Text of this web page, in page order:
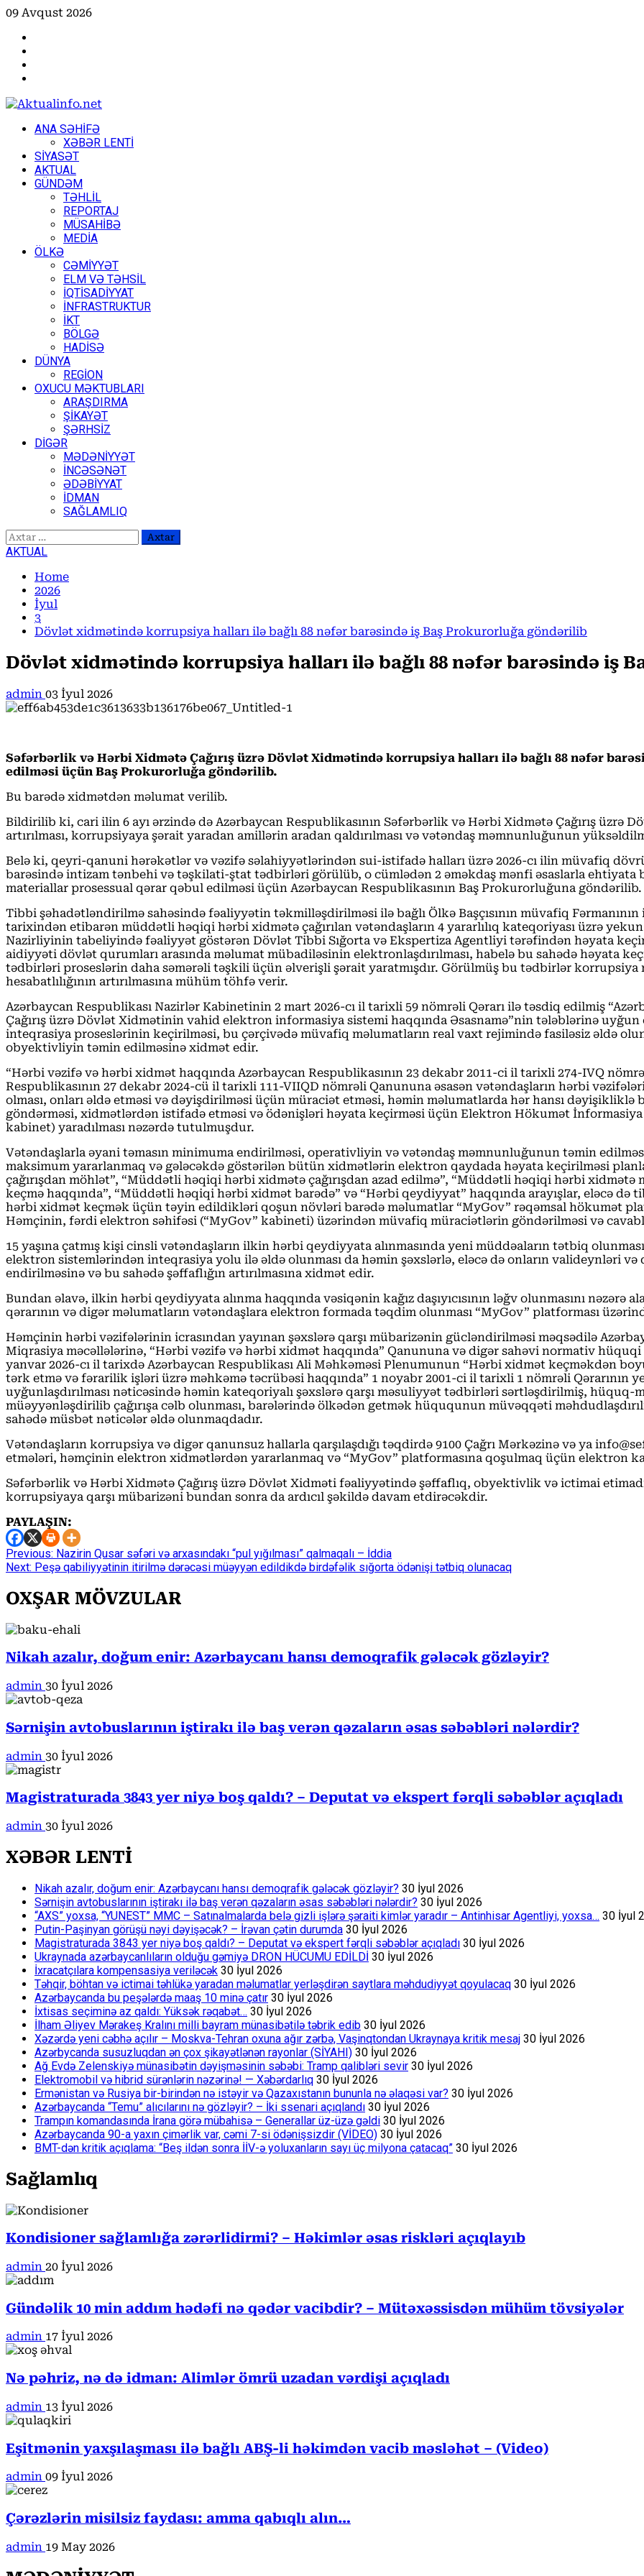
Skip
content
09 Avqust 2026
PrimaryANA SƏHİFƏ
XƏBƏR LENTİ
SİYASƏT
AKTUAL
GÜNDƏM
TƏHLİL
REPORTAJ
MÜSAHİBƏ
MEDİA
ÖLKƏ
CƏMİYYƏT
ELM VƏ TƏHSİL
İQTİSADİYYAT
İNFRASTRUKTUR
İKT
BÖLGƏ
HADİSƏ
DÜNYA
REGİON
OXUCU MƏKTUBLARI
ARAŞDIRMA
ŞİKAYƏT
ŞƏRHSİZ
DİGƏR
MƏDƏNİYYƏT
İNCƏSƏNƏT
ƏDƏBİYYAT
İDMAN
SAĞLAMLIQ
Axtarış:
AKTUAL
Home
2026
İyul
3
Dövlət xidmətində korrupsiya halları ilə bağlı 88 nəfər barəsində iş Baş Prokurorluğa göndərilib
Dövlət xidmətində korrupsiya halları ilə bağlı 88 nəfər barəsində iş
admin 03 İyul 2026
Səfərbərlik və Hərbi Xidmətə Çağırış üzrə Dövlət Xidmətində korrupsiya halları ilə bağlı 88 nəfər
edilməsi üçün Baş Prokurorluğa göndərilib.
Bu barədə xidmətdən məlumat verilib.
Bildirilib ki, cari ilin 6 ayı ərzində də Azərbaycan Respublikasının Səfərbərlik və Hərbi Xidmətə Çağırış üzrə
artırılması, korrupsiyaya şərait yaradan amillərin aradan qaldırılması və vətəndaş məmnunluğunun
Belə ki, qeyri-qanuni hərəkətlər və vəzifə səlahiyyətlərindən sui-istifadə halları üzrə 2026-cı ilin müvafiq
barəsində intizam tənbehi və təşkilati-ştat tədbirləri görülüb, o cümlədən 2 əməkdaş mənfi əsaslarla ehtiyata
materiallar prosessual qərar qəbul edilməsi üçün Azərbaycan Respublikasının Baş Prokurorluğuna göndərilib.
Tibbi şəhadətləndirilmə sahəsində fəaliyyətin təkmilləşdirilməsi ilə bağlı Ölkə Başçısının müvafiq
tarixindən etibarən müddətli həqiqi hərbi xidmətə çağırılan vətəndaşların 4 yararlılıq kateqoriyası üzrə
Nazirliyinin tabeliyində fəaliyyət göstərən Dövlət Tibbi Sığorta və Ekspertiza Agentliyi tərəfindən həyata
aidiyyəti dövlət qurumları arasında məlumat mübadiləsinin elektronlaşdırılması, habelə bu sahədə həyata
tədbirləri proseslərin daha səmərəli təşkili üçün əlverişli şərait yaratmışdır. Görülmüş bu tədbirlər korrupsiya
hesabatlılığının artırılmasına mühüm töhfə verir.
Azərbaycan Respublikası Nazirlər Kabinetinin 2 mart 2026-cı il tarixli 59 nömrəli Qərarı ilə təsdiq edilmiş
Çağırış üzrə Dövlət Xidmətinin vahid elektron informasiya sistemi haqqında Əsasnamə”nin tələblərinə
inteqrasiya proseslərinin keçirilməsi, bu çərçivədə müvafiq məlumatların real vaxt rejimində fasiləsiz əldə
obyektivliyin təmin edilməsinə xidmət edir.
“Hərbi vəzifə və hərbi xidmət haqqında Azərbaycan Respublikasının 23 dekabr 2011-ci il tarixli 274-IVQ
Respublikasının 27 dekabr 2024-cü il tarixli 111-VIIQD nömrəli Qanununa əsasən vətəndaşların hərbi
olması, onları əldə etməsi və dəyişdirilməsi üçün müraciət etməsi, həmin məlumatlarda hər hansı dəyişikliklə
göndərməsi, xidmətlərdən istifadə etməsi və ödənişləri həyata keçirməsi üçün Elektron Hökumət
kabinet) yaradılması nəzərdə tutulmuşdur.
Vətəndaşlarla əyani təmasın minimuma endirilməsi, operativliyin və vətəndaş məmnunluğunun təmin
maksimum yararlanmaq və gələcəkdə göstərilən bütün xidmətlərin elektron qaydada həyata keçirilməsi
çağırışdan möhlət”, “Müddətli həqiqi hərbi xidmətə çağırışdan azad edilmə”, “Müddətli həqiqi hərbi
keçmə haqqında”, “Müddətli həqiqi hərbi xidmət barədə” və “Hərbi qeydiyyat” haqqında arayışlar, eləcə
hərbi xidmət keçmək üçün təyin edildikləri qoşun növləri barədə məlumatlar “MyGov” rəqəmsal hökumət
Həmçinin, fərdi elektron səhifəsi (“MyGov” kabineti) üzərindən müvafiq müraciətlərin göndərilməsi və
15 yaşına çatmış kişi cinsli vətəndaşların ilkin hərbi qeydiyyata alınmasında yeni müddəaların tətbiq
elektron sistemlərindən inteqrasiya yolu ilə əldə olunması da həmin şəxslərlə, eləcə də onların valideynləri
endirilməsinə və bu sahədə şəffaflığın artırılmasına xidmət edir.
Bundan əlavə, ilkin hərbi qeydiyyata alınma haqqında vəsiqənin kağız daşıyıcısının ləğv olunmasını nəzərə
qərarının və digər məlumatların vətəndaşlara elektron formada təqdim olunması “MyGov” platforması
Həmçinin hərbi vəzifələrinin icrasından yayınan şəxslərə qarşı mübarizənin gücləndirilməsi məqsədilə
Miqrasiya məcəllələrinə, “Hərbi vəzifə və hərbi xidmət haqqında” Qanununa və digər sahəvi normativ
yanvar 2026-cı il tarixdə Azərbaycan Respublikası Ali Məhkəməsi Plenumunun “Hərbi xidmət keçməkdən
tərk etmə və fərarilik işləri üzrə məhkəmə təcrübəsi haqqında” 1 noyabr 2001-ci il tarixli 1 nömrəli Qərarının
uyğunlaşdırılması nəticəsində həmin kateqoriyalı şəxslərə qarşı məsuliyyət tədbirləri sərtləşdirilmiş,
müəyyənləşdirilib çağırışa cəlb olunması, barələrində ölkədən getmək hüququnun müvəqqəti
sahədə müsbət nəticələr əldə olunmaqdadır.
Vətəndaşların korrupsiya və digər qanunsuz hallarla qarşılaşdığı təqdirdə 9100 Çağrı Mərkəzinə və ya
etmələri, həmçinin elektron xidmətlərdən yararlanmaq və “MyGov” platformasına qoşulmaq üçün elektron
Səfərbərlik və Hərbi Xidmətə Çağırış üzrə Dövlət Xidməti fəaliyyətində şəffaflıq, obyektivlik və ictimai
korrupsiyaya qarşı mübarizəni bundan sonra da ardıcıl şəkildə davam etdirəcəkdir.
PAYLAŞIN:
Continue
Reading
Previous: Nazirin Qusar səfəri və arxasındakı “pul yığılması” qalmaqalı – İddia
Next: Peşə qabiliyyətinin itirilmə dərəcəsi müəyyən edildikdə birdəfəlik sığorta ödənişi tətbiq olunacaq
OXŞAR MÖVZULAR
Nikah azalır, doğum enir: Azərbaycanı hansı demoqrafik gələcək gözləyir?
admin 30 İyul 2026
Sərnişin avtobuslarının iştirakı ilə baş verən qəzaların əsas səbəbləri nələrdir?
admin 30 İyul 2026
Magistraturada 3843 yer niyə boş qaldı? – Deputat və ekspert fərqli səbəblər açıqladı
admin 30 İyul 2026
XƏBƏR LENTİ
Nikah azalır, doğum enir: Azərbaycanı hansı demoqrafik gələcək gözləyir? 30 İyul 2026
Sərnişin avtobuslarının iştirakı ilə baş verən qəzaların əsas səbəbləri nələrdir? 30 İyul 2026
“AXS” yoxsa, “YUNEST” MMC – Satınalmalarda belə gizli işlərə şəraiti kimlər yaradır – Antinhisar Agentliyi, yoxsa… 30 İyul
Putin-Paşinyan görüşü nəyi dəyişəcək? – İrəvan çətin durumda 30 İyul 2026
Magistraturada 3843 yer niyə boş qaldı? – Deputat və ekspert fərqli səbəblər açıqladı 30 İyul 2026
Ukraynada azərbaycanlıların olduğu gəmiyə DRON HÜCUMU EDİLDİ 30 İyul 2026
İxracatçılara kompensasiya veriləcək 30 İyul 2026
Təhqir, böhtan və ictimai təhlükə yaradan məlumatlar yerləşdirən saytlara məhdudiyyət qoyulacaq 30 İyul 2026
Azərbaycanda bu peşələrdə maaş 10 minə çatır 30 İyul 2026
İxtisas seçiminə az qaldı: Yüksək rəqabət… 30 İyul 2026
İlham Əliyev Mərakeş Kralını milli bayram münasibətilə təbrik edib 30 İyul 2026
Xəzərdə yeni cəbhə açılır – Moskva-Tehran oxuna ağır zərbə, Vaşinqtondan Ukraynaya kritik mesaj 30 İyul 2026
Azərbycanda susuzluqdan ən çox şikayətlənən rayonlar (SİYAHI) 30 İyul 2026
Ağ Evdə Zelenskiyə münasibətin dəyişməsinin səbəbi: Tramp qalibləri sevir 30 İyul 2026
Elektromobil və hibrid sürənlərin nəzərinə! — Xəbərdarlıq 30 İyul 2026
Ermənistan və Rusiya bir-birindən nə istəyir və Qazaxıstanın bununla nə əlaqəsi var? 30 İyul 2026
Azərbaycanda “Temu” alıcılarını nə gözləyir? – İki ssenari açıqlandı 30 İyul 2026
Trampın komandasında İrana görə mübahisə – Generallar üz-üzə gəldi 30 İyul 2026
Azərbaycanda 90-a yaxın çimərlik var, cəmi 7-si ödənişsizdir (VİDEO) 30 İyul 2026
BMT-dən kritik açıqlama: “Beş ildən sonra İİV-ə yoluxanların sayı üç milyona çatacaq” 30 İyul 2026
Sağlamlıq
Kondisioner sağlamlığa zərərlidirmi? – Həkimlər əsas riskləri açıqlayıb
admin 20 İyul 2026
Gündəlik 10 min addım hədəfi nə qədər vacibdir? – Mütəxəssisdən mühüm tövsiyələr
admin 17 İyul 2026
Nə pəhriz, nə də idman: Alimlər ömrü uzadan vərdişi açıqladı
admin 13 İyul 2026
Eşitmənin yaxşılaşması ilə bağlı ABŞ-li həkimdən vacib məsləhət – (Video)
admin 09 İyul 2026
Çərəzlərin misilsiz faydası: amma qabıqlı alın…
admin 19 May 2026